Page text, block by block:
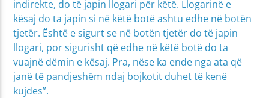
indirekte, do të japin llogari për këtë. Llogarinë e
kësaj do ta japin si në këtë botë ashtu edhe në botën
tjetër. Është e sigurt se në botën tjetër do të japin
llogari, por sigurisht që edhe në këtë botë do ta
vuajnë dëmin e kësaj. Pra, nëse ka ende nga ata që
janë të pandjeshëm ndaj bojkotit duhet të kenë
kujdes”.